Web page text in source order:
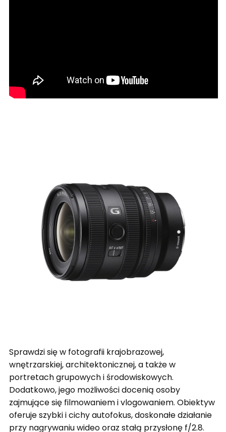
Sprawdzi się w fotografii krajobrazowej,
wnętrzarskiej, architektonicznej, a także w
portretach grupowych i środowiskowych.
Dodatkowo, jego możliwości docenią osoby
zajmujące się filmowaniem i vlogowaniem. Obiektyw
oferuje szybki i cichy autofokus, doskonałe działanie
przy nagrywaniu wideo oraz stałą przysłonę f/2.8.